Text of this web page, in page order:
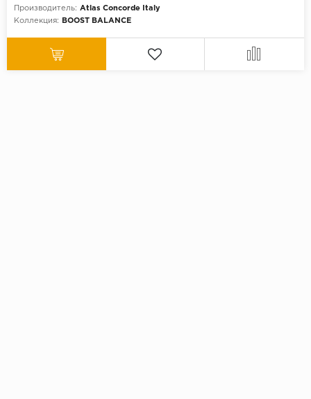
Производитель: Atlas Concorde Italy
Коллекция:
BOOST BALANCE